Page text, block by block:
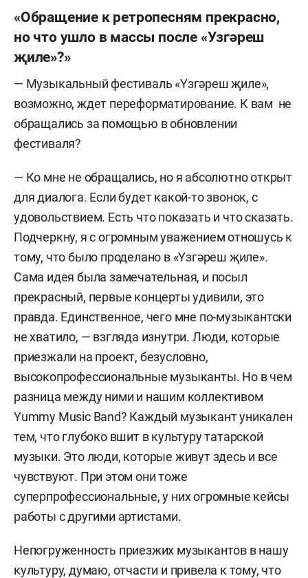
«Обращение к ретропесням прекрасно,
но что ушло в массы после «Узгәреш
җиле»?»
— Музыкальный фестиваль «Yзгәреш җиле»,
возможно, ждет переформатирование. К вам не
обращались за помощью в обновлении
фестиваля?
— Ко мне не обращались, но я абсолютно открыт
для диалога. Если будет какой-то звонок, с
удовольствием. Есть что показать и что сказать.
Подчеркну, я с огромным уважением отношусь к
тому, что было проделано в «Yзгәреш җиле».
Сама идея была замечательная, и посыл
прекрасный, первые концерты удивили, это
правда. Единственное, чего мне по-музыкантски
не хватило, — взгляда изнутри. Люди, которые
приезжали на проект, безусловно,
высокопрофессиональные музыканты. Но в чем
разница между ними и нашим коллективом
Yummy Music Band? Каждый музыкант уникален
тем, что глубоко вшит в культуру татарской
музыки. Это люди, которые живут здесь и все
чувствуют. При этом они тоже
суперпрофессиональные, у них огромные кейсы
работы с другими артистами.
Непогруженность приезжих музыкантов в нашу
культуру, думаю, отчасти и привела к тому, что